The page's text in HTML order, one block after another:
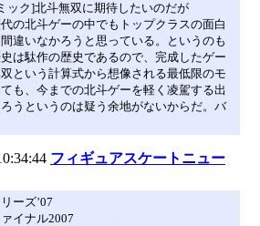
ック]北斗無双に期待したいのだが
の北斗ゲーの中でもトップクラスの面白
違いなかろうと思っている。というのも
は駄作の歴史であるので、完成したゲー
という計算式から想像される最低限のモ
も、今までの北斗ゲーを軽く凌駕する出
うというのは疑う余地がないからだ。バ
フィギュアスケートニュー
ーズ’07
イナル2007